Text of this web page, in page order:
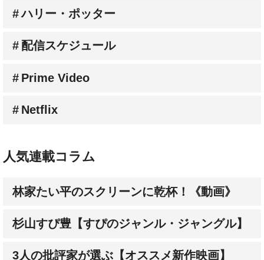
ハリー・ポッター
配信スケジュール
Prime Video
Netflix
人気連載コラム
林家たい平のスクリーンに乾杯！《動画》
杉山すぴ豊【すぴのジャンル・ジャングル】
3人の批評家が選ぶ【オススメ新作映画】